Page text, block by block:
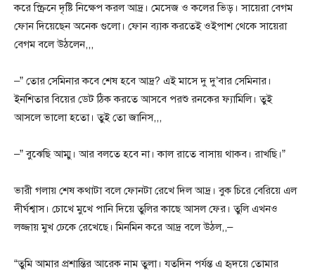
করে স্ক্রিনে দৃষ্টি নিক্ষেপ করল আদ্র। মেসেজ ও কলের ভিড়। সায়েরা বেগম
ফোন দিয়েছেন অনেক গুলো। ফোন ব্যাক করতেই ওইপাশ থেকে সায়েরা
বেগম বলে উঠলেন,,,
–” তোর সেমিনার কবে শেষ হবে আদ্র? এই মাসে দু দু’বার সেমিনার।
ইনশিতার বিয়ের ডেট ঠিক করতে আসবে পরশু রনকের ফ্যামিলি। তুই
আসলে ভালো হতো। তুই তো জানিস,,,
–” বুঝেছি আম্মু। আর বলতে হবে না। কাল রাতে বাসায় থাকব। রাখছি।”
ভারী গলায় শেষ কথাটা বলে ফোনটা রেখে দিল আদ্র। বুক চিরে বেরিয়ে এল
দীর্ঘশ্বাস। চোখে মুখে পানি দিয়ে তুলির কাছে আসল ফের। তুলি এখনও
লজ্জায় মুখ ঢেকে রেখেছে। মিনমিন করে আদ্র বলে উঠল,,–
“তুমি আমার প্রশান্তির আরেক নাম তুলা। যতদিন পর্যন্ত এ হৃদয়ে তোমার